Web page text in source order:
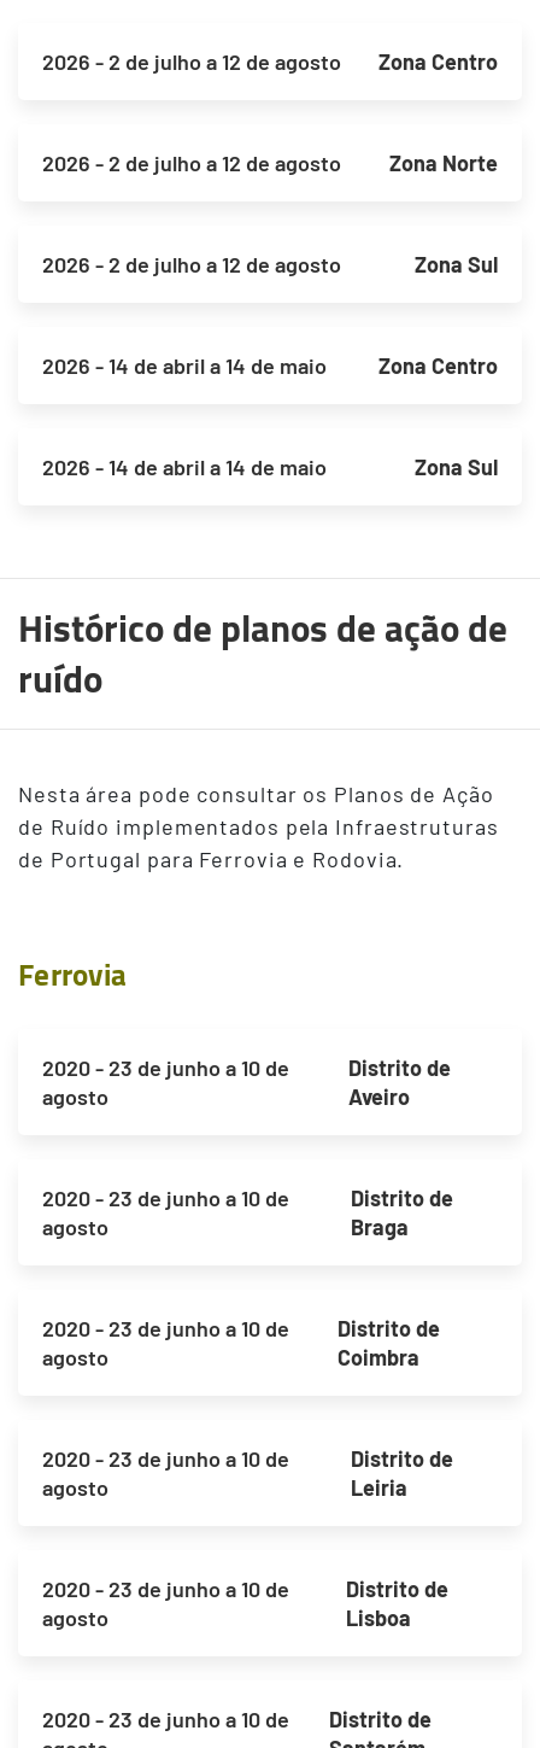
2026 - 2 de julho a 12 de agosto Zona Centro
2026 - 2 de julho a 12 de agosto Zona Norte
2026 - 2 de julho a 12 de agosto Zona Sul
2026 - 14 de abril a 14 de maio Zona Centro
2026 - 14 de abril a 14 de maio Zona Sul
Histórico de planos de ação de
ruído
Nesta área pode consultar os Planos de Ação
de Ruído implementados pela Infraestruturas
de Portugal para Ferrovia e Rodovia.
Ferrovia
2020 - 23 de junho a 10 de
agosto
Distrito de
Aveiro
2020 - 23 de junho a 10 de
agosto
Distrito de
Braga
2020 - 23 de junho a 10 de
agosto
Distrito de
Coimbra
2020 - 23 de junho a 10 de
agosto
Distrito de
Leiria
2020 - 23 de junho a 10 de
agosto
Distrito de
Lisboa
2020 - 23 de junho a 10 de
Distrito de